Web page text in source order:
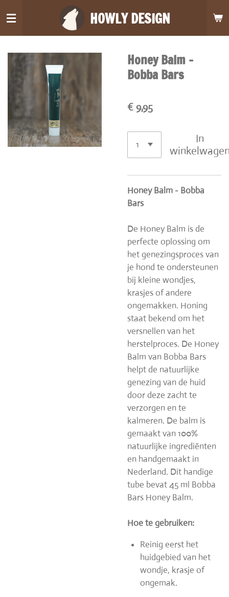
direct
naar
hoofdinhoud
HOWLY DESIGN
Honey Balm -
Bobba Bars
€ 9,95
In
Honey Balm - Bobba
Bars
De Honey Balm is de
perfecte oplossing om
het genezingsproces van
je hond te ondersteunen
bij kleine wondjes,
krasjes of andere
ongemakken. Honing
staat bekend om het
versnellen van het
herstelproces. De Honey
Balm van Bobba Bars
helpt de natuurlijke
genezing van de huid
door deze zacht te
verzorgen en te
kalmeren. De balm is
gemaakt van 100%
natuurlijke ingrediënten
en handgemaakt in
Nederland. Dit handige
tube bevat 45 ml Bobba
Bars Honey Balm.
Hoe te gebruiken:
Reinig eerst het
huidgebied van het
wondje, krasje of
ongemak.